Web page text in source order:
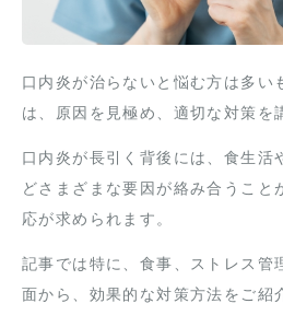
口内炎が治らないと悩む方は多い
は、原因を見極め、適切な対策を
口内炎が長引く背後には、食生活
どさまざまな要因が絡み合うこと
応が求められます。
記事では特に、食事、ストレス管
面から、効果的な対策方法をご紹